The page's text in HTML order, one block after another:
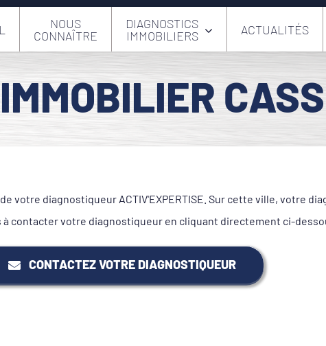
NOUS
CONNAÎTRE
DIAGNOSTICS
IMMOBILIERS
ACTUALITÉS
votre diagnostiqueur ACTIV'EXPERTISE. Sur cette ville, votre
à contacter votre diagnostiqueur en cliquant directement ci-
CONTACTEZ VOTRE DIAGNOSTIQUEUR